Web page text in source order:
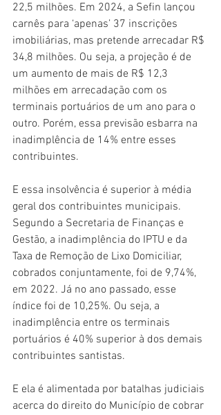
22,5 milhões. Em 2024, a Sefin lançou
carnês para ‘apenas’ 37 inscrições
imobiliárias, mas pretende arrecadar R$
34,8 milhões. Ou seja, a projeção é de
um aumento de mais de R$ 12,3
milhões em arrecadação com os
terminais portuários de um ano para o
outro. Porém, essa previsão esbarra na
inadimplência de 14% entre esses
contribuintes.
E essa insolvência é superior à média
geral dos contribuintes municipais.
Segundo a Secretaria de Finanças e
Gestão, a inadimplência do IPTU e da
Taxa de Remoção de Lixo Domiciliar,
cobrados conjuntamente, foi de 9,74%,
em 2022. Já no ano passado, esse
índice foi de 10,25%. Ou seja, a
inadimplência entre os terminais
portuários é 40% superior à dos demais
contribuintes santistas.
E ela é alimentada por batalhas judiciais
acerca do direito do Município de cobrar